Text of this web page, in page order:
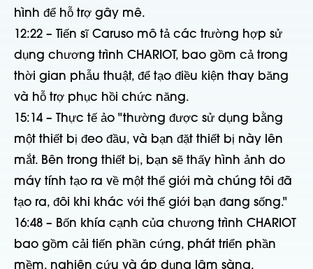
hình để hỗ trợ gây mê.
12:22 – Tiến sĩ Caruso mô tả các trường hợp sử
dụng chương trình CHARIOT, bao gồm cả trong
thời gian phẫu thuật, để tạo điều kiện thay băng
và hỗ trợ phục hồi chức năng.
15:14 – Thực tế ảo "thường được sử dụng bằng
một thiết bị đeo đầu, và bạn đặt thiết bị này lên
mắt. Bên trong thiết bị, bạn sẽ thấy hình ảnh do
máy tính tạo ra về một thế giới mà chúng tôi đã
tạo ra, đôi khi khác với thế giới bạn đang sống."
16:48 – Bốn khía cạnh của chương trình CHARIOT
bao gồm cải tiến phần cứng, phát triển phần
mềm, nghiên cứu và áp dụng lâm sàng.